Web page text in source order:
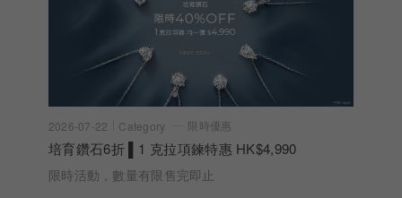
2026-07-22 Category 限時優惠
培育鑽石6折 ▌1 克拉項鍊特惠 HK$4,990
限時活動，數量有限售完即止